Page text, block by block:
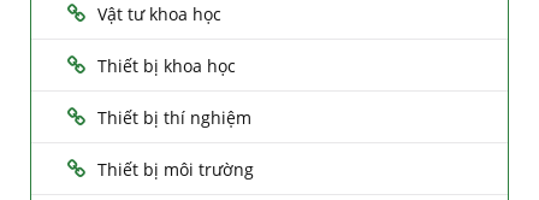
Vật tư khoa học
Thiết bị khoa học
Thiết bị thí nghiệm
Thiết bị môi trường